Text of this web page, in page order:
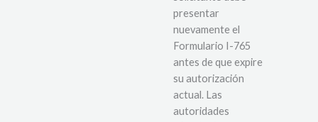
presentar
nuevamente el
Formulario I-765
antes de que expire
su autorización
actual. Las
autoridades